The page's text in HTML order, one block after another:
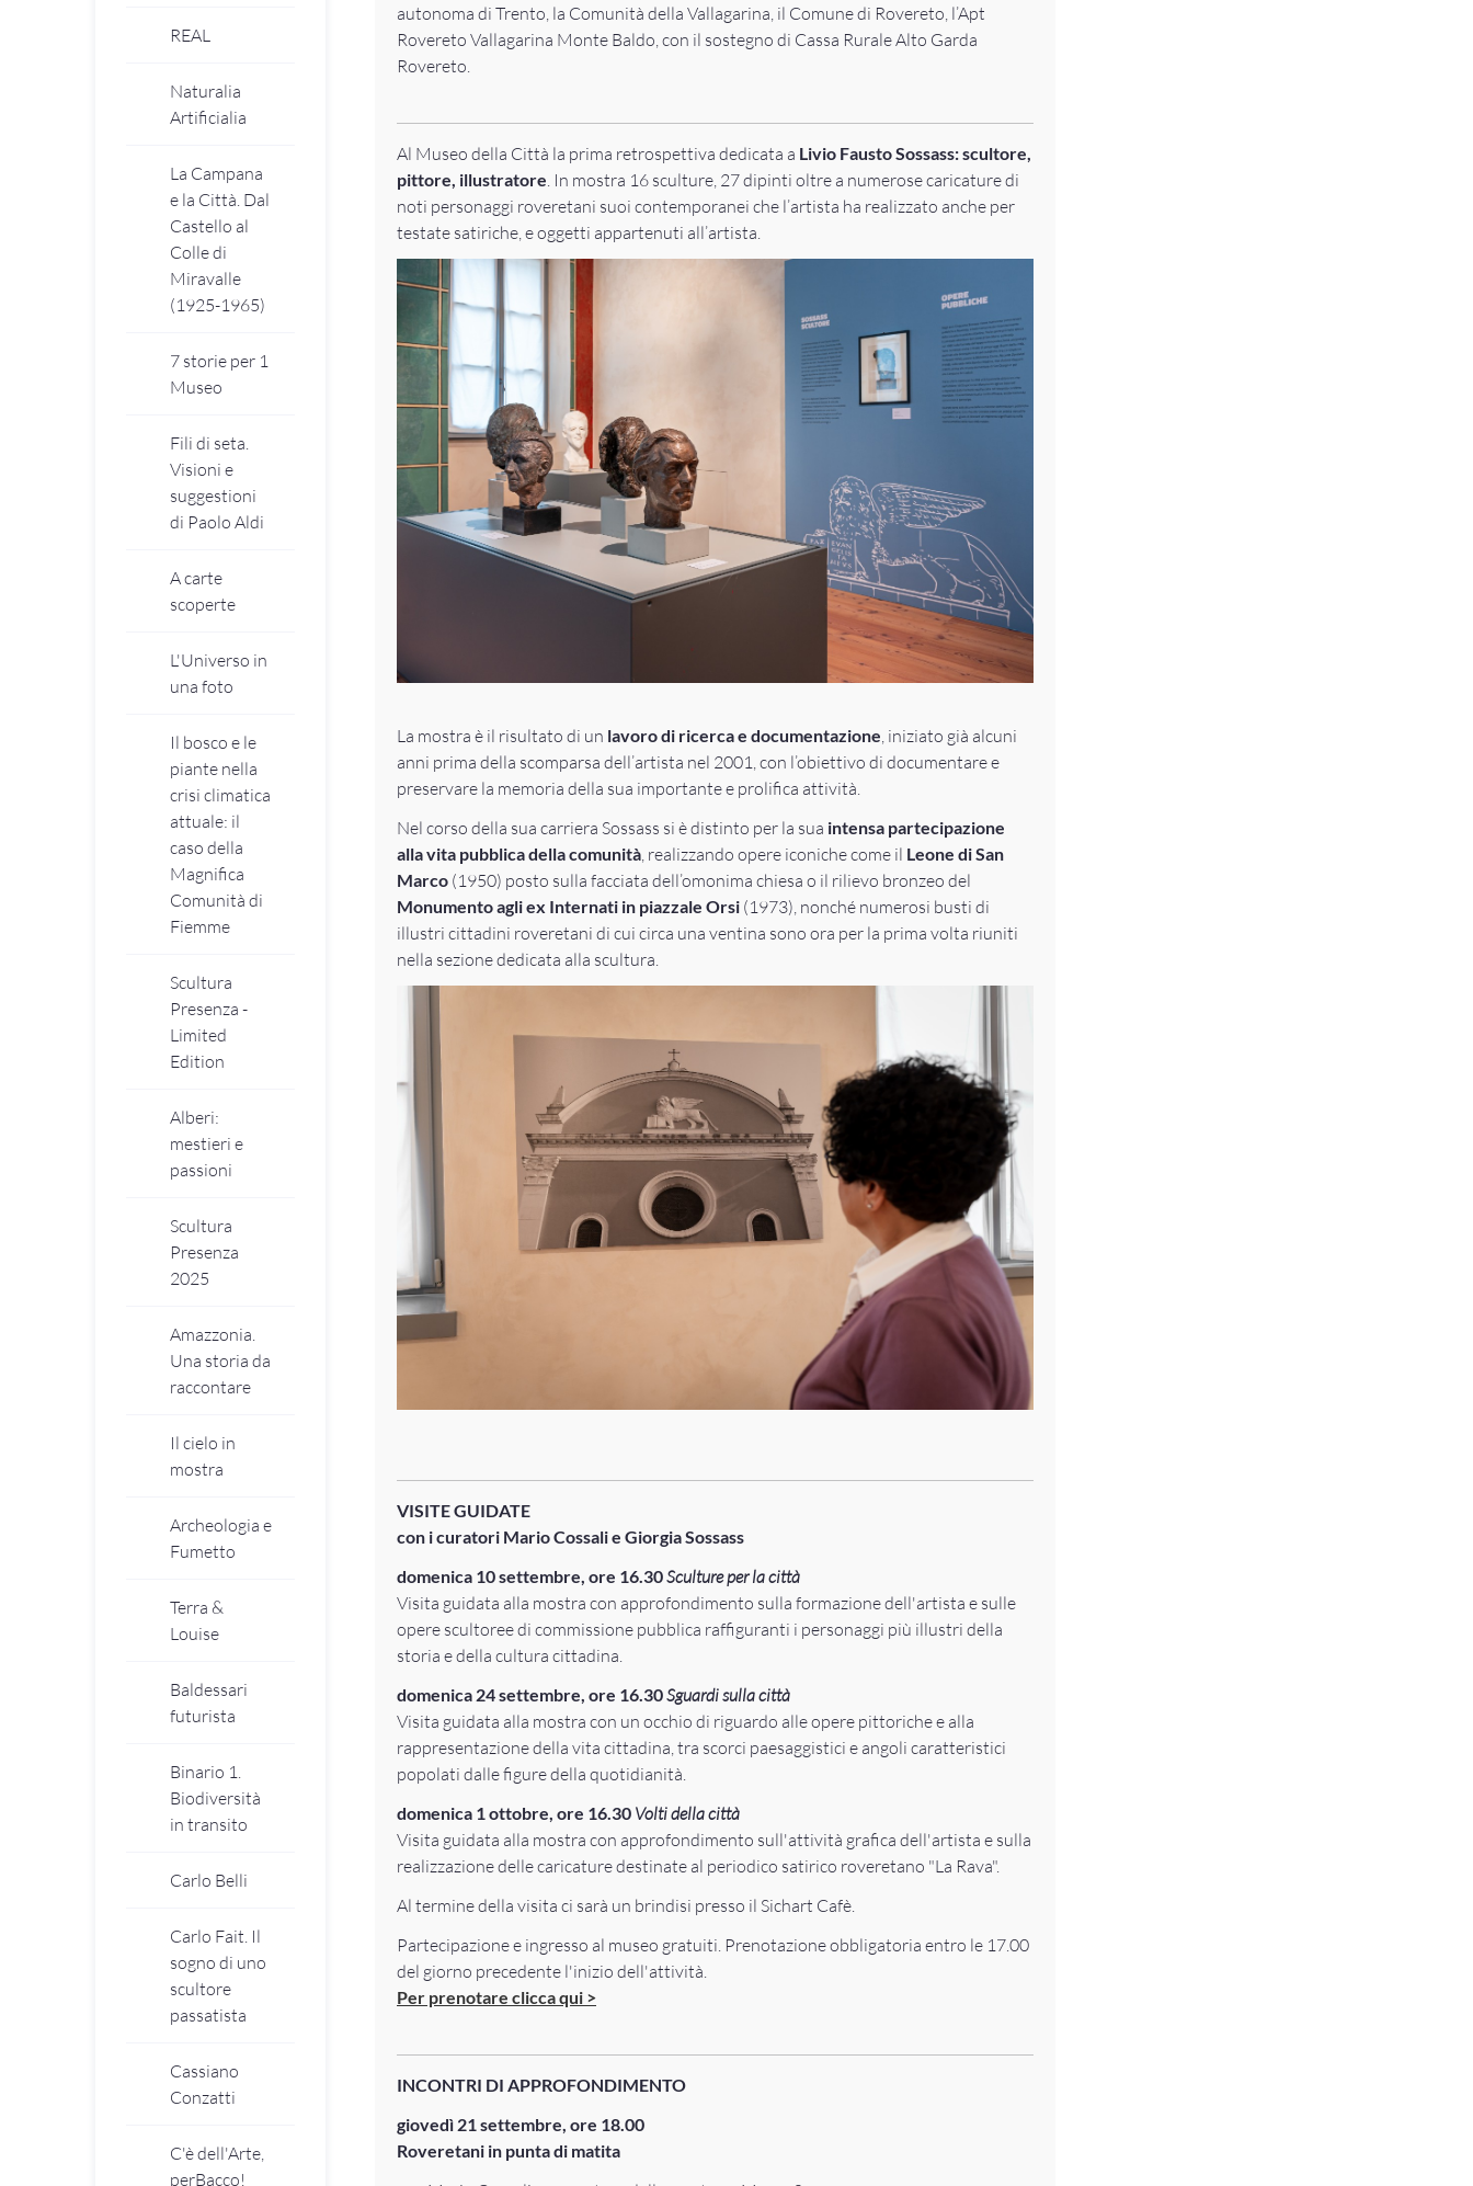
REAL
Naturalia
Artificialia
La Campana
e la Città. Dal
Castello al
Colle di
Miravalle
(1925-1965)
7 storie per 1
Museo
Fili di seta.
Visioni e
suggestioni
di Paolo Aldi
A carte
scoperte
L'Universo in
una foto
Il bosco e le
piante nella
crisi climatica
attuale: il
caso della
Magnifica
Comunità di
Fiemme
Scultura
Presenza -
Limited
Edition
Alberi:
mestieri e
passioni
Scultura
Presenza
2025
Amazzonia.
Una storia da
raccontare
Il cielo in
mostra
Archeologia e
Fumetto
Terra &
Louise
Baldessari
futurista
Binario 1.
Biodiversità
in transito
Carlo Belli
Carlo Fait. Il
sogno di uno
scultore
passatista
Cassiano
Conzatti
C'è dell'Arte,
perBacco!
autonoma di Trento, la Comunità della Vallagarina, il Comune di Rovereto, l’Apt
Rovereto Vallagarina Monte Baldo, con il sostegno di Cassa Rurale Alto Garda
Rovereto.
Al Museo della Città la prima retrospettiva dedicata a Livio Fausto Sossass: scultore,
pittore, illustratore . In mostra 16 sculture, 27 dipinti oltre a numerose caricature di
noti personaggi roveretani suoi contemporanei che l’artista ha realizzato anche per
testate satiriche, e oggetti appartenuti all’artista.
La mostra è il risultato di un lavoro di ricerca e documentazione, iniziato già alcuni
anni prima della scomparsa dell’artista nel 2001, con l’obiettivo di documentare e
preservare la memoria della sua importante e prolifica attività.
Nel corso della sua carriera Sossass si è distinto per la sua intensa partecipazione
alla vita pubblica della comunità, realizzando opere iconiche come il Leone di San
Marco (1950) posto sulla facciata dell’omonima chiesa o il rilievo bronzeo del
Monumento agli ex Internati in piazzale Orsi (1973), nonché numerosi busti di
illustri cittadini roveretani di cui circa una ventina sono ora per la prima volta riuniti
nella sezione dedicata alla scultura.
VISITE GUIDATE
con i curatori Mario Cossali e Giorgia Sossass
domenica 10 settembre, ore 16.30Sculture per la città
Visita guidata alla mostra con approfondimento sulla formazione dell'artista e sulle
opere scultoree di commissione pubblica raffiguranti i personaggi più illustri della
storia e della cultura cittadina.
domenica 24 settembre, ore 16.30Sguardi sulla città
Visita guidata alla mostra con un occhio di riguardo alle opere pittoriche e alla
rappresentazione della vita cittadina, tra scorci paesaggistici e angoli caratteristici
popolati dalle figure della quotidianità.
domenica 1 ottobre, ore 16.30 Volti della città
Visita guidata alla mostra con approfondimento sull'attività grafica dell'artista e sulla
realizzazione delle caricature destinate al periodico satirico roveretano "La Rava".
Al termine della visita ci sarà un brindisi presso il Sichart Cafè.
Partecipazione e ingresso al museo gratuiti. Prenotazione obbligatoria entro le 17.00
del giorno precedente l'inizio dell'attività.
Per prenotare clicca qui >
INCONTRI DI APPROFONDIMENTO
giovedì 21 settembre, ore 18.00
Roveretani in punta di matita